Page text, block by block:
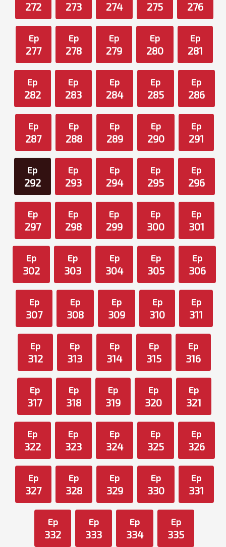
272 273 274 275 276
Ep
277
Ep
278
Ep
279
Ep
280
Ep
281
Ep
282
Ep
283
Ep
284
Ep
285
Ep
286
Ep
287
Ep
288
Ep
289
Ep
290
Ep
291
Ep
292
Ep
293
Ep
294
Ep
295
Ep
296
Ep
297
Ep
298
Ep
299
Ep
300
Ep
301
Ep
302
Ep
303
Ep
304
Ep
305
Ep
306
Ep
307
Ep
308
Ep
309
Ep
310
Ep
311
Ep
312
Ep
313
Ep
314
Ep
315
Ep
316
Ep
317
Ep
318
Ep
319
Ep
320
Ep
321
Ep
322
Ep
323
Ep
324
Ep
325
Ep
326
Ep
327
Ep
328
Ep
329
Ep
330
Ep
331
Ep
332
Ep
333
Ep
334
Ep
335